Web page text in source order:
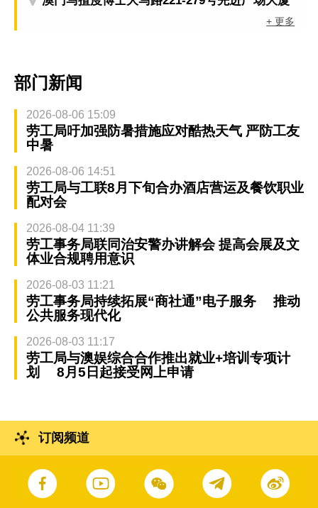
+ 更多
部门新闻
2026-08-06 15:09
劳工局吁加强防暑措施应对酷热天气 严防工友
中暑
2026-08-06 14:51
劳工局与工联8月下旬合办酒店营运及餐饮职业
配对会
2026-08-04 11:39
劳工事务局联同治安警办讲解会 提高会展及文
体业合规聘用意识
2026-08-03 11:21
劳工事务局持续拓展“商社通”电子服务 推动
公共服务现代化
2026-08-03 11:17
劳工局与澳娱综合合作推出就业+培训专项计
划 8月5日起接受网上申请
订阅频道